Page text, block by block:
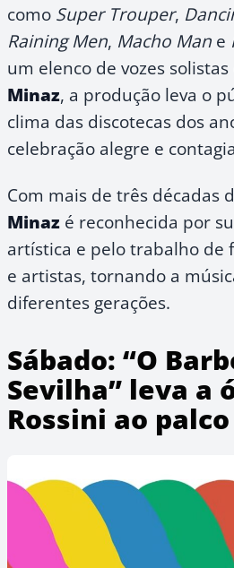
como Super Trouper,
Raining Men, Macho Man e
um elenco de vozes
Minaz, a produção leva o
clima das discotecas dos
celebração alegre e
Com mais de três décadas
Minaz é reconhecida por
artística e pelo trabalho de
e artistas, tornando a
diferentes gerações.
Sábado: “O
Sevilha” leva a
Rossini ao palco